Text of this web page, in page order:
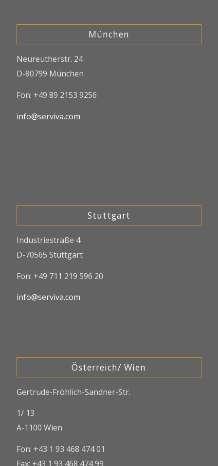
München
Neureutherstr. 24
D-80799 München
Fon: +49 89 2153 9256
info@serviva.com
Stuttgart
Industriestraße 4
D-70565 Stuttgart
Fon: +49 711 219 596 20
info@serviva.com
Österreich/ Wien
Gertrude-Fröhlich-Sandner-Str.
1/ 13
A-1100 Wien
Fon: +43 1 93 468 474 01
Fax: +43 1 93 468 474 99